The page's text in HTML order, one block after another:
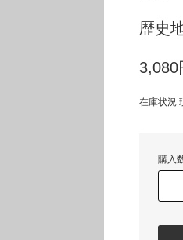
歴史
3,080
在庫状況
購入